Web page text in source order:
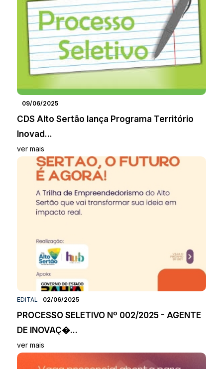
09/06/2025
CDS Alto Sertão lança Programa Território
Inovad...
ver mais
EDITAL 02/06/2025
PROCESSO SELETIVO Nº 002/2025 - AGENTE
DE INOVAÇ�...
ver mais